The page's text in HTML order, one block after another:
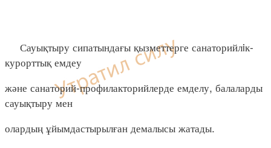
Сауықтыру сипатындағы қызметтерге санаторийлiк-
курорттық емдеу
және санаторий-профилакторийлерде емделу, балаларды
сауықтыру мен
олардың ұйымдастырылған демалысы жатады.